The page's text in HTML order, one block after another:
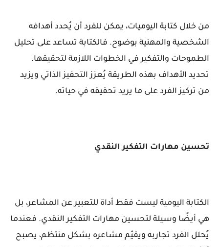
من خلال كتابة اليوميات، يمكن للفرد أن يُحدد أهدافه
الشخصية والمهنية بوضوح. فالكتابة تساعد على تحليل
الطموحات والتفكير في الخطوات اللازمة لتحقيقها.
تحديد الأهداف بهذه الطريقة يُعزز التحفيز الذاتي ويزيد
من تركيز الفرد على ما يريد تحقيقه في حياته.
تحسين مهارات التفكير النقدي
الكتابة اليومية ليست فقط أداة للتعبير عن المشاعر، بل
هي أيضًا وسيلة لتحسين مهارات التفكير النقدي. فعندما
يُحلل الفرد تجاربه ويقيّم مشاعره بشكل منتظم، يصبح